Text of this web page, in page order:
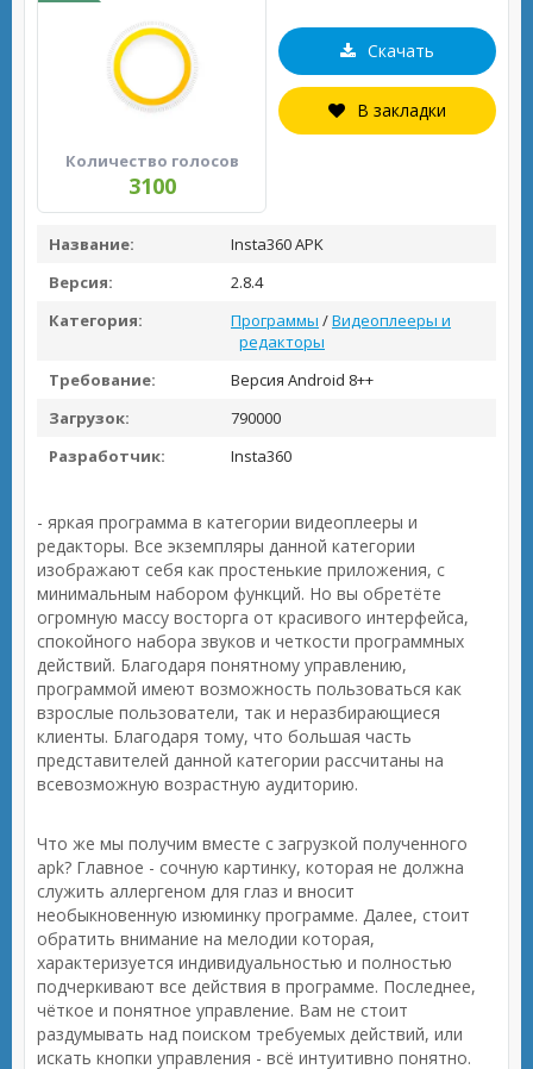
Количество голосов
3100
Скачать
В закладки
Название:
Insta360 APK
Версия:
2.8.4
Категория:
Программы /Видеоплееры и
редакторы
Требование:
Версия Android 8++
Загрузок:
790000
Разработчик:
Insta360
- яркая программа в категории видеоплееры и
редакторы. Все экземпляры данной категории
изображают себя как простенькие приложения, с
минимальным набором функций. Но вы обретёте
огромную массу восторга от красивого интерфейса,
спокойного набора звуков и четкости программных
действий. Благодаря понятному управлению,
программой имеют возможность пользоваться как
взрослые пользователи, так и неразбирающиеся
клиенты. Благодаря тому, что большая часть
представителей данной категории рассчитаны на
всевозможную возрастную аудиторию.
Что же мы получим вместе с загрузкой полученного
apk? Главное - сочную картинку, которая не должна
служить аллергеном для глаз и вносит
необыкновенную изюминку программе. Далее, стоит
обратить внимание на мелодии которая,
характеризуется индивидуальностью и полностью
подчеркивают все действия в программе. Последнее,
чёткое и понятное управление. Вам не стоит
раздумывать над поиском требуемых действий, или
искать кнопки управления - всё интуитивно понятно.